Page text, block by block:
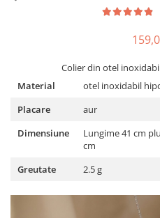
Colier din otel
Material
otel inoxidabil
Placare
aur
Dimensiune
Lungime 41 cm
cm
Greutate
2.5 g